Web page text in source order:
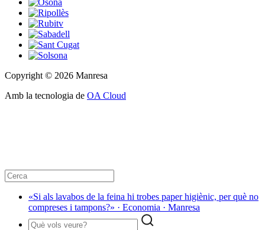
Copyright © 2026 Manresa
Amb la tecnologia de OA Cloud
«Si als lavabos de la feina hi trobes paper higiènic, per què no
compreses i tampons?» · Economia · Manresa